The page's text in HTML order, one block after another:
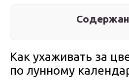
Как ухаживать за
по лунному